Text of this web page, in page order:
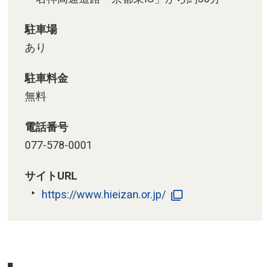
駐車場
あり
駐車料金
無料
電話番号
077-578-0001
サイトURL
https://www.hieizan.or.jp/